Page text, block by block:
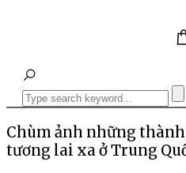
Chùm ảnh những
tương lai xa ở Trung